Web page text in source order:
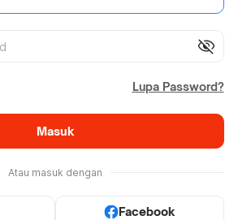
visibility_off
Lupa Password?
Masuk
Atau masuk dengan
Facebook